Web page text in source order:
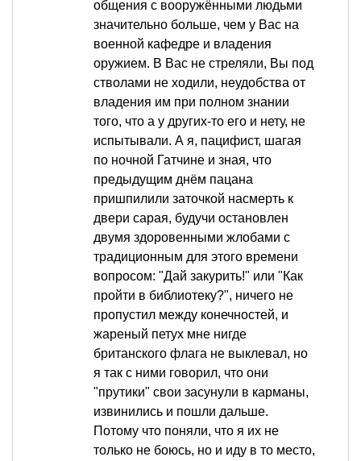
общения с вооружёнными людьми
значительно больше, чем у Вас на
военной кафедре и владения
оружием. В Вас не стреляли, Вы под
стволами не ходили, неудобства от
владения им при полном знании
того, что а у других-то его и нету, не
испытывали. А я, пацифист, шагая
по ночной Гатчине и зная, что
предыдущим днём пацана
пришпилили заточкой насмерть к
двери сарая, будучи остановлен
двумя здоровенными жлобами с
традиционным для этого времени
вопросом: "Дай закурить!" или "Как
пройти в библиотеку?", ничего не
пропустил между конечностей, и
жареный петух мне нигде
британского флага не выклевал, но
я так с ними говорил, что они
"прутики" свои засунули в карманы,
извинились и пошли дальше.
Потому что поняли, что я их не
только не боюсь, но и иду в то место,